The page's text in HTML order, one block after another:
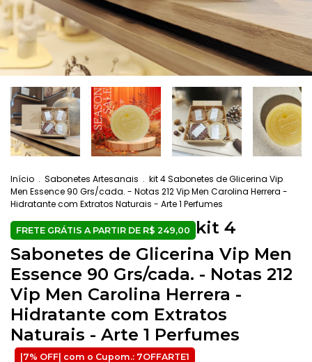
Início . Sabonetes Artesanais . kit 4 Sabonetes de Glicerina Vip
Men Essence 90 Grs/cada. - Notas 212 Vip Men Carolina Herrera -
Hidratante com Extratos Naturais - Arte 1 Perfumes
kit 4
Sabonetes de Glicerina Vip Men
Essence 90 Grs/cada. - Notas 212
Vip Men Carolina Herrera -
Hidratante com Extratos
Naturais - Arte 1 Perfumes